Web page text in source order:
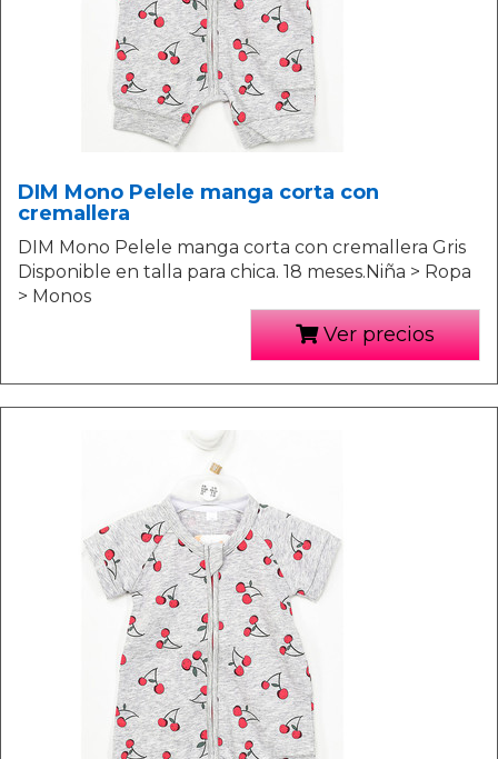
DIM Mono Pelele manga corta con
cremallera
DIM Mono Pelele manga corta con cremallera Gris
Disponible en talla para chica. 18 meses.Niña > Ropa
> Monos
Ver precios